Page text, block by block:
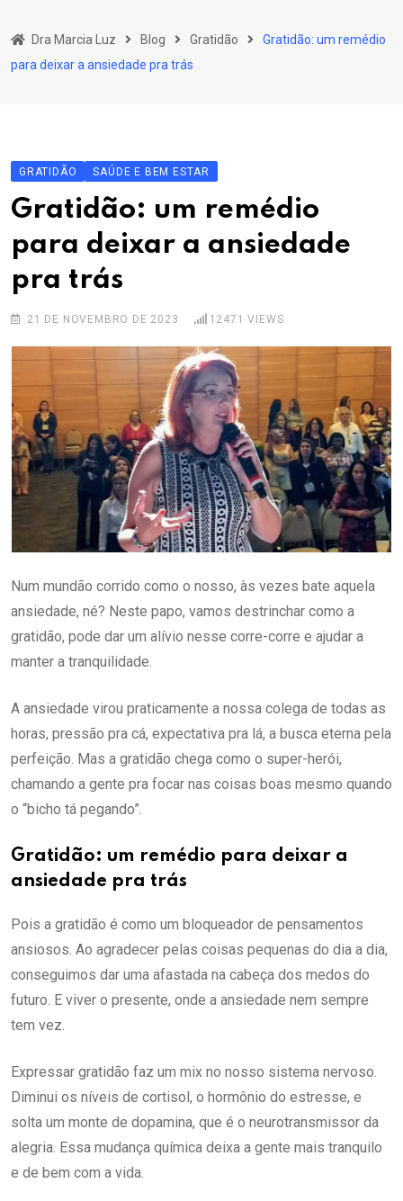
to
content
Dra Marcia Luz Blog Gratidão
Gratidão: um remédio
para deixar a ansiedade pra trás
GRATIDÃO SAÚDE E BEM ESTAR
Gratidão: um remédio
para deixar a ansiedade
pra trás
21 DE NOVEMBRO DE 2023 12471 VIEWS
Num mundão corrido como o nosso, às vezes bate aquela
ansiedade, né? Neste papo, vamos destrinchar como a
gratidão, pode dar um alívio nesse corre-corre e ajudar a
manter a tranquilidade.
A ansiedade virou praticamente a nossa colega de todas as
horas, pressão pra cá, expectativa pra lá, a busca eterna pela
perfeição. Mas a gratidão chega como o super-herói,
chamando a gente pra focar nas coisas boas mesmo quando
o “bicho tá pegando”.
Gratidão: um remédio para deixar a
ansiedade pra trás
Pois a gratidão é como um bloqueador de pensamentos
ansiosos. Ao agradecer pelas coisas pequenas do dia a dia,
conseguimos dar uma afastada na cabeça dos medos do
futuro. E viver o presente, onde a ansiedade nem sempre
tem vez.
Expressar gratidão faz um mix no nosso sistema nervoso.
Diminui os níveis de cortisol, o hormônio do estresse, e
solta um monte de dopamina, que é o neurotransmissor da
alegria. Essa mudança química deixa a gente mais tranquilo
e de bem com a vida.